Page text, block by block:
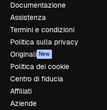
Documentazione
Assistenza
Termini e condizioni
Politica sulla privacy
Originali New
Politica dei cookie
Centro di fiducia
Affiliati
Aziende